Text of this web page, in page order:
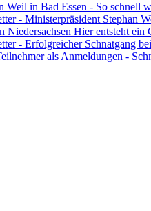
Weil in Bad Essen - So schnell
- Ministerpräsident Stephan
Niedersachsen Hier entsteht
- Erfolgreicher Schnatgang
als Anmeldungen -